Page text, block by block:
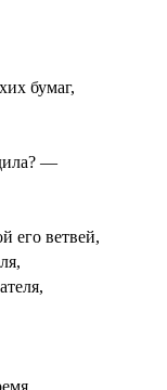
бумаг,
—
его ветвей,